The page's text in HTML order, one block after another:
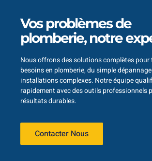
Vos problèmes de
plomberie, notre
Nous offrons des solutions complètes pour
besoins en plomberie, du simple
installations complexes. Notre équipe
rapidement avec des outils professionnels
résultats durables.
Contacter Nous